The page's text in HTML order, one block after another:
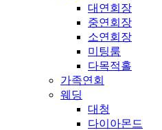
대연회장
중연회장
소연회장
미팅룸
다목적홀
가족연회
웨딩
대청
다이아몬드